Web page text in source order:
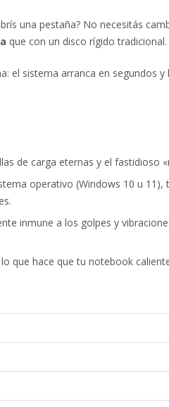
una pestaña? No necesitás
que con un disco rígido tradicional.
el sistema arranca en segundos
de carga eternas y el fastidioso
operativo (Windows 10 u
inmune a los golpes y
que hace que tu notebook